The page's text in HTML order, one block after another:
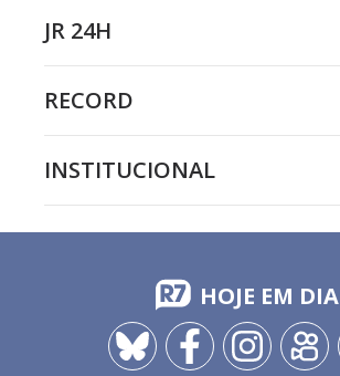
JR 24H
RECORD
INSTITUCIONAL
HOJE EM DIA